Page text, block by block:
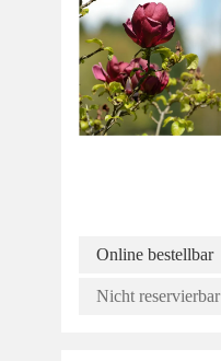
Online bestellbar
Nicht reservierbar